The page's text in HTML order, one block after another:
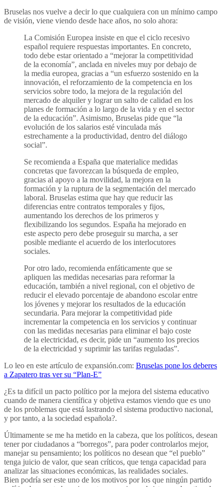
Bruselas nos vuelve a decir lo que cualquiera con un mínimo campo
de visión, viene viendo desde hace años, no solo ahora:
La Comisión Europea insiste en que el ciclo recesivo
español requiere respuestas importantes. En concreto,
todo debe estar orientado a “mejorar la competitividad
de la economía”, anclada en niveles muy por debajo de
la media europea, gracias a “un esfuerzo sostenido en la
innovación, el reforzamiento de la competencia en los
servicios sobre todo, la mejora de la regulación del
mercado de alquiler y lograr un salto de calidad en los
planes de formación a lo largo de la vida y en el sector
de la educación”. Asimismo, Bruselas pide que “la
evolución de los salarios esté vinculada más
estrechamente a la productividad, dentro del diálogo
social”.
Se recomienda a España que materialice medidas
concretas que favorezcan la búsqueda de empleo,
gracias al apoyo a la movilidad, la mejora en la
formación y la ruptura de la segmentación del mercado
laboral. Bruselas estima que hay que reducir las
diferencias entre contratos temporales y fijos,
aumentando los derechos de los primeros y
flexibilizando los segundos. España ha mejorado en
este aspecto pero debe proseguir su marcha, a ser
posible mediante el acuerdo de los interlocutores
sociales.
Por otro lado, recomienda enfáticamente que se
apliquen las medidas necesarias para reformar la
educación, también a nivel regional, con el objetivo de
reducir el elevado porcentaje de abandono escolar entre
los jóvenes y mejorar los resultados de la educación
secundaria. Para mejorar la competitividad pide
incrementar la competencia en los servicios y continuar
con las medidas necesarias para eliminar el bajo coste
de la electricidad, es decir, pide un “aumento los precios
de la electricidad y suprimir las tarifas reguladas”.
Lo leo en este artículo de expansión.com: Bruselas pone los deberes
a Zapatero tras ver su “Plan-E”
¿Es ta difícil un pacto político por la mejora del sistema educativo
cuando de manera científica y objetiva estamos viendo que es uno
de los problemas que está lastrando el sistema productivo nacional,
y por tanto, a la sociedad española?.
Últimamente se me ha metido en la cabeza, que los políticos, desean
tener por ciudadanos a “borregos”, para poder controlarlos mejor,
manejar su pensamiento; los políticos no desean que “el pueblo”
tenga juicio de valor, que sean críticos, que tenga capacidad para
analizar las situaciones económicas, las realidades sociales.
Bien podría ser este uno de los motivos por los que ningún partido